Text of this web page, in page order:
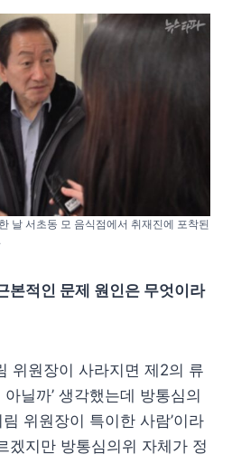
날 서초동 모 음식점에서 취재진에 포착된
본적인 문제 원인은 무엇이라
위원장이 사라지면 제2의 류
닐까’ 생각했는데 방통심의
위원장이 특이한 사람’이라
겠지만 방통심의위 자체가 정